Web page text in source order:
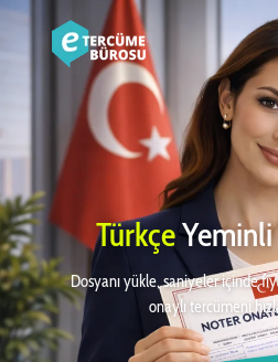
Türkçe
Dosyanı yükle, saniyeler içinde
onaylı tercümeni